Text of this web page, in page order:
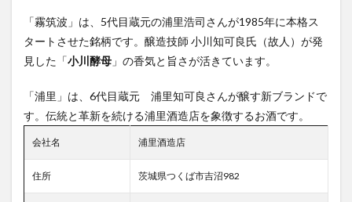
「霧筑波」は、5代目蔵元の浦里浩司さんが1985年に本格ス
タートさせた銘柄です。醸造技師 小川知可良氏（故人）が発
見した「小川酵母 」の香気と旨さが活きています。
「浦里」は、6代目蔵元 浦里知可良さんが醸す新ブランドで
す。伝統と革新を続ける浦里酒造店を象徴するお酒です。
会社名 浦里酒造店
住所 茨城県つくば市吉沼982